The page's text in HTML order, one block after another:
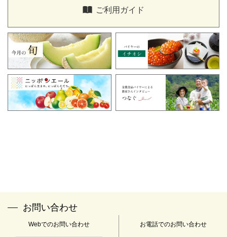
もしくは「全農食品オンラインショップ窓口」にご連絡
「全農食品オンラインショップ窓口」
TEL：0120-058-047
FAX：03-3350-2153
メールアドレス：info@zfc-shop.jp
※受付時間：午前9時～午後5時 土・日・祝日・年末年始(12
月29日～1月4日)は休業とさせていただきます。
※当社は下記の認定個人情報保護団体の対象事業者となっていま
す。
ご利用ガイド
お問い合わせ
Webでのお問い合わせ お電話でのお問い合わせ